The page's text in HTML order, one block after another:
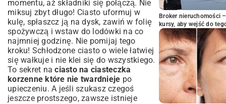
momentu, aż składniki się połączą. Nie
miksuj zbyt długo! Ciasto uformuj w
kulę, spłaszcz ją na dysk, zawiń w folię
spożywczą i wstaw do lodówki na co
najmniej godzinę. Nie pomijaj tego
kroku! Schłodzone ciasto o wiele łatwiej
się wałkuje i nie klei się do wszystkiego.
To sekret naciasto na ciasteczka
korzenne które nie twardnieje po
upieczeniu. A jeśli szukasz czegoś
jeszcze prostszego, zawsze istnieje
Broker nieruchomości
kursy, aby wejść do